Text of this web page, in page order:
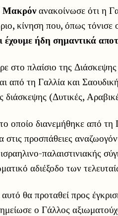
Μακρόνανακοίνωσε ότι η
κίνηση που, όπως
έχουμε ήδη σημαντικά
στο πλαίσιο της
από τη Γαλλία και
διάσκεψης (Δυτικές,
οποίο διανεμήθηκε από
στις προσπάθειες
παλαιστινιακής
αδιέξοδο των
θα προταθεί προς
ο Γάλλος